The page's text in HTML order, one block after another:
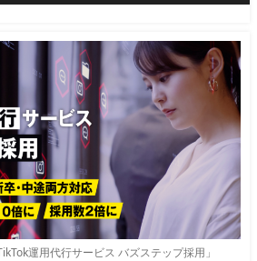
運用代行サービス バズステップ採用」